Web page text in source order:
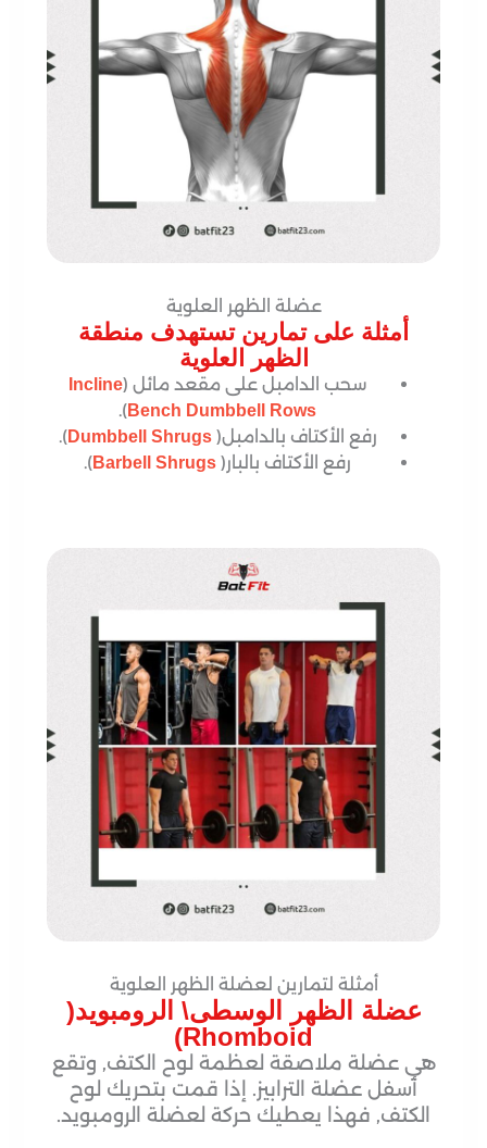
عضلة الظهر العلوية
أمثلة على تمارين تستهدف منطقة
الظهر العلوية
سحب الدامبل على مقعد مائل (Incline
Bench Dumbbell Rows
).
رفع الأكتاف بالدامبل(Dumbbell Shrugs
).
رفع الأكتاف بالبار( Barbell Shrugs
).
أمثلة لتمارين لعضلة الظهر العلوية
عضلة الظهر الوسطى\ الرومبويد(
Rhomboid)
هي عضلة ملاصقة لعظمة لوح الكتف, وتقع
أسفل عضلة الترابيز. إذا قمت بتحريك لوح
الكتف, فهذا يعطيك حركة لعضلة الرومبويد.